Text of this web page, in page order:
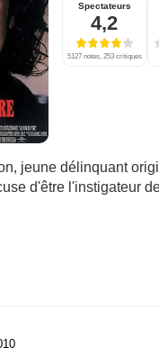
Spectateurs
4,2
5127 notes, 253 critiques
jeune délinquant
d'être l'instigateur